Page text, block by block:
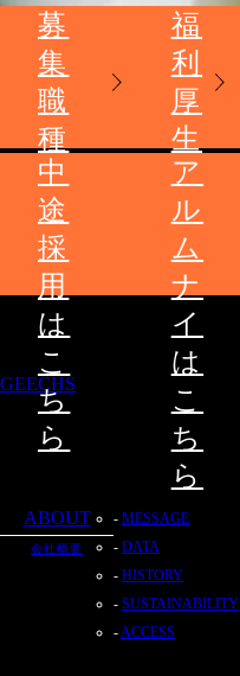
募
集
職
種
福
利
厚
生
中
途
採
用
は
こ
ち
ら
ア
ル
ム
ナ
イ
は
こ
ち
ら
GEECHS
ABOUT
会社概要
MESSAGE
DATA
HISTORY
SUSTAINABILITY
ACCESS